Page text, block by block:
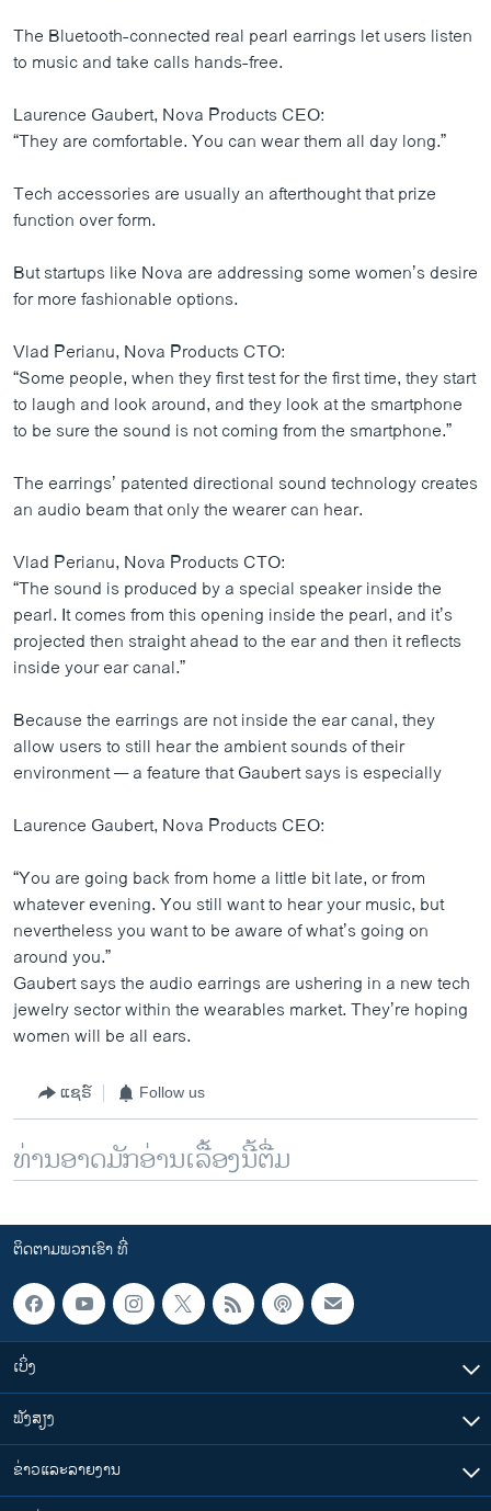
The Bluetooth-connected real pearl earrings let users listen
to music and take calls hands-free.
Laurence Gaubert, Nova Products CEO:
“They are comfortable. You can wear them all day long.”
Tech accessories are usually an afterthought that prize
function over form.
But startups like Nova are addressing some women’s desire
for more fashionable options.
Vlad Perianu, Nova Products CTO:
“Some people, when they first test for the first time, they start
to laugh and look around, and they look at the smartphone
to be sure the sound is not coming from the smartphone.”
The earrings’ patented directional sound technology creates
an audio beam that only the wearer can hear.
Vlad Perianu, Nova Products CTO:
“The sound is produced by a special speaker inside the
pearl. It comes from this opening inside the pearl, and it’s
projected then straight ahead to the ear and then it reflects
inside your ear canal.”
Because the earrings are not inside the ear canal, they
allow users to still hear the ambient sounds of their
environment — a feature that Gaubert says is especially
Laurence Gaubert, Nova Products CEO:
“You are going back from home a little bit late, or from
whatever evening. You still want to hear your music, but
nevertheless you want to be aware of what’s going on
around you.”
Gaubert says the audio earrings are ushering in a new tech
jewelry sector within the wearables market. They’re hoping
women will be all ears.
ແຊຣ໌ Follow us
ທ່ານອາດມັກອ່ານເລື້ອງນີ້ຕື່ມ
ຕິດຕາມພວກເຮົາ ທີ່
ເບິ່ງ
ຟັງສຽງ
ຂ່າວແລະລາຍງານ